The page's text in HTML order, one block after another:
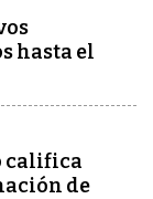
hasta el
califica
de